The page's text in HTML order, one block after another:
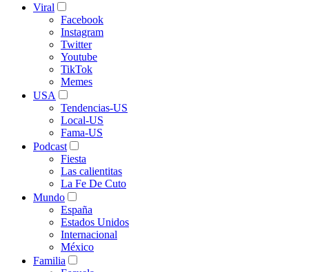
Viral
Facebook
Instagram
Twitter
Youtube
TikTok
Memes
USA
Tendencias-US
Local-US
Fama-US
Podcast
Fiesta
Las calientitas
La Fe De Cuto
Mundo
España
Estados Unidos
Internacional
México
Familia